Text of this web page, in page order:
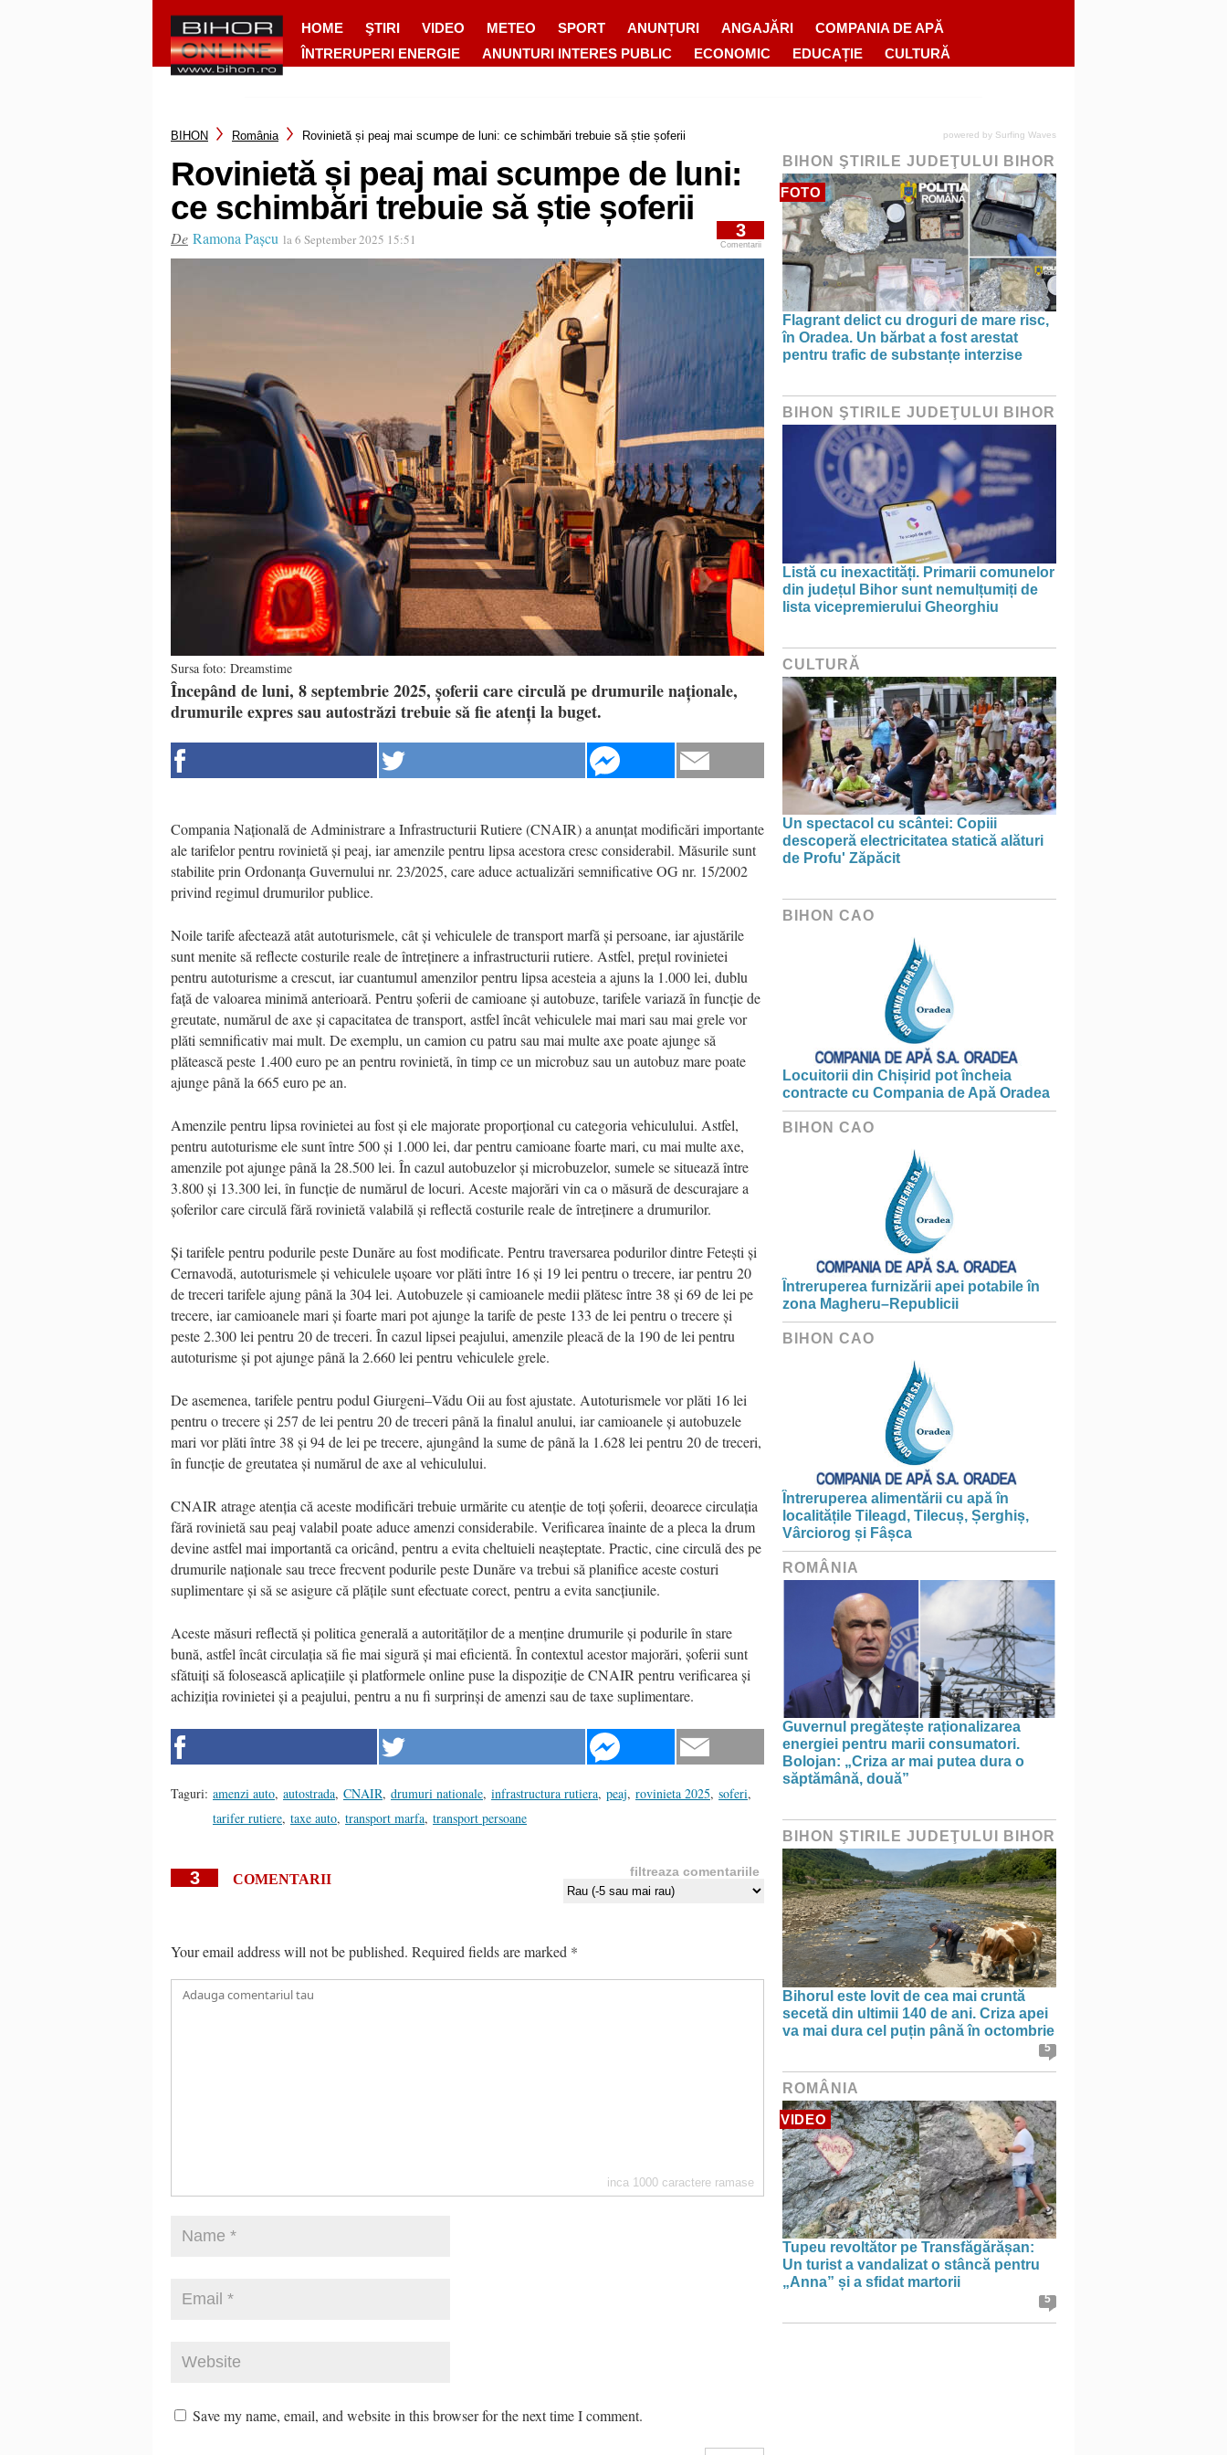
HOME ŞTIRI VIDEO METEO SPORT ANUNȚURI ANGAJĂRI
COMPANIA DE APĂ
ÎNTRERUPERI ENERGIE
ANUNTURI INTERES PUBLIC ECONOMIC EDUCAȚIE CULTURĂ
BIHON România Rovinietă și peaj mai scumpe de luni: ce schimbări trebuie să știe șoferii
Rovinietă și peaj mai scumpe de luni:
ce schimbări trebuie să știe șoferii
De Ramona Pașcu la 6 September 2025 15:51 3
Comentarii
Sursa foto: Dreamstime
Începând de luni, 8 septembrie 2025, șoferii care circulă pe drumurile naționale,
drumurile expres sau autostrăzi trebuie să fie atenți la buget.
Compania Națională de Administrare a Infrastructurii Rutiere (CNAIR) a anunțat modificări importante
ale tarifelor pentru rovinietă și peaj, iar amenzile pentru lipsa acestora cresc considerabil. Măsurile sunt
stabilite prin Ordonanța Guvernului nr. 23/2025, care aduce actualizări semnificative OG nr. 15/2002
privind regimul drumurilor publice.
Noile tarife afectează atât autoturismele, cât și vehiculele de transport marfă și persoane, iar ajustările
sunt menite să reflecte costurile reale de întreținere a infrastructurii rutiere. Astfel, prețul rovinietei
pentru autoturisme a crescut, iar cuantumul amenzilor pentru lipsa acesteia a ajuns la 1.000 lei, dublu
față de valoarea minimă anterioară. Pentru șoferii de camioane și autobuze, tarifele variază în funcție de
greutate, numărul de axe și capacitatea de transport, astfel încât vehiculele mai mari sau mai grele vor
plăti semnificativ mai mult. De exemplu, un camion cu patru sau mai multe axe poate ajunge să
plătească peste 1.400 euro pe an pentru rovinietă, în timp ce un microbuz sau un autobuz mare poate
ajunge până la 665 euro pe an.
Amenzile pentru lipsa rovinietei au fost și ele majorate proporțional cu categoria vehiculului. Astfel,
pentru autoturisme ele sunt între 500 și 1.000 lei, dar pentru camioane foarte mari, cu mai multe axe,
amenzile pot ajunge până la 28.500 lei. În cazul autobuzelor și microbuzelor, sumele se situează între
3.800 și 13.300 lei, în funcție de numărul de locuri. Aceste majorări vin ca o măsură de descurajare a
șoferilor care circulă fără rovinietă valabilă și reflectă costurile reale de întreținere a drumurilor.
Și tarifele pentru podurile peste Dunăre au fost modificate. Pentru traversarea podurilor dintre Fetești și
Cernavodă, autoturismele și vehiculele ușoare vor plăti între 16 și 19 lei pentru o trecere, iar pentru 20
de treceri tarifele ajung până la 304 lei. Autobuzele și camioanele medii plătesc între 38 și 69 de lei pe
trecere, iar camioanele mari și foarte mari pot ajunge la tarife de peste 133 de lei pentru o trecere și
peste 2.300 lei pentru 20 de treceri. În cazul lipsei peajului, amenzile pleacă de la 190 de lei pentru
autoturisme și pot ajunge până la 2.660 lei pentru vehiculele grele.
De asemenea, tarifele pentru podul Giurgeni–Vădu Oii au fost ajustate. Autoturismele vor plăti 16 lei
pentru o trecere și 257 de lei pentru 20 de treceri până la finalul anului, iar camioanele și autobuzele
mari vor plăti între 38 și 94 de lei pe trecere, ajungând la sume de până la 1.628 lei pentru 20 de treceri,
în funcție de greutatea și numărul de axe al vehiculului.
CNAIR atrage atenția că aceste modificări trebuie urmărite cu atenție de toți șoferii, deoarece circulația
fără rovinietă sau peaj valabil poate aduce amenzi considerabile. Verificarea înainte de a pleca la drum
devine astfel mai importantă ca oricând, pentru a evita cheltuieli neașteptate. Practic, cine circulă des pe
drumurile naționale sau trece frecvent podurile peste Dunăre va trebui să planifice aceste costuri
suplimentare și să se asigure că plățile sunt efectuate corect, pentru a evita sancțiunile.
Aceste măsuri reflectă și politica generală a autorităților de a menține drumurile și podurile în stare
bună, astfel încât circulația să fie mai sigură și mai eficientă. În contextul acestor majorări, șoferii sunt
sfătuiți să folosească aplicațiile și platformele online puse la dispoziție de CNAIR pentru verificarea și
achiziția rovinietei și a peajului, pentru a nu fi surprinși de amenzi sau de taxe suplimentare.
Taguri: amenzi auto, autostrada, CNAIR, drumuri nationale, infrastructura rutiera, peaj, rovinieta 2025, soferi,
tarifer rutiere, taxe auto, transport marfa, transport persoane
3 COMENTARII filtreaza comentariile
Your email address will not be published. Required fields are marked *
inca 1000 caractere ramase
Save my name, email, and website in this browser for the next time I comment.
powered by Surfing Waves
BIHON ŞTIRILE JUDEŢULUI BIHOR
FOTO
Flagrant delict cu droguri de mare risc,
în Oradea. Un bărbat a fost arestat
pentru trafic de substanțe interzise
BIHON ŞTIRILE JUDEŢULUI BIHOR
Listă cu inexactități. Primarii comunelor
din județul Bihor sunt nemulțumiți de
lista vicepremierului Gheorghiu
CULTURĂ
Un spectacol cu scântei: Copiii
descoperă electricitatea statică alături
de Profu' Zăpăcit
BIHON CAO
Locuitorii din Chișirid pot încheia
contracte cu Compania de Apă Oradea
BIHON CAO
Întreruperea furnizării apei potabile în
zona Magheru–Republicii
BIHON CAO
Întreruperea alimentării cu apă în
localitățile Tileagd, Tilecuș, Șerghiș,
Vârciorog și Fâșca
ROMÂNIA
Guvernul pregătește raționalizarea
energiei pentru marii consumatori.
Bolojan: „Criza ar mai putea dura o
săptămână, două”
BIHON ŞTIRILE JUDEŢULUI BIHOR
Bihorul este lovit de cea mai cruntă
secetă din ultimii 140 de ani. Criza apei
va mai dura cel puțin până în octombrie
5
ROMÂNIA
VIDEO
Tupeu revoltător pe Transfăgărășan:
Un turist a vandalizat o stâncă pentru
„Anna” și a sfidat martorii
5